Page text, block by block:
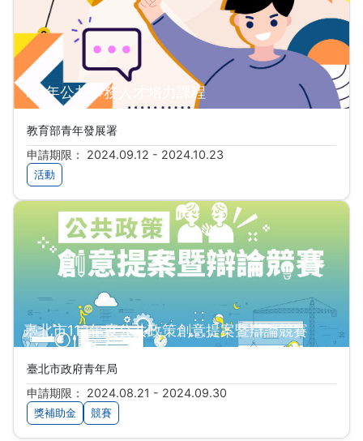
113年公共事務人才培力課程
教育部青年發展署
申請期限： 2024.09.12 - 2024.10.23
活動
臺北市113年度公共政策創意提案暨辯論競賽
臺北市政府青年局
申請期限： 2024.08.21 - 2024.09.30
獎補助金 競賽